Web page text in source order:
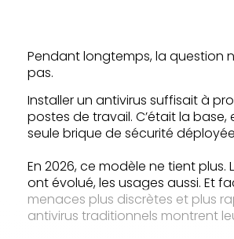
Pendant longtemps, la question
pas.
Installer un antivirus suffisait à
postes de travail. C’était la base,
seule brique de sécurité
En 2026, ce modèle ne tient plus.
ont évolué, les usages aussi. Et
menaces plus discrètes et plus
antivirus traditionnels montrent